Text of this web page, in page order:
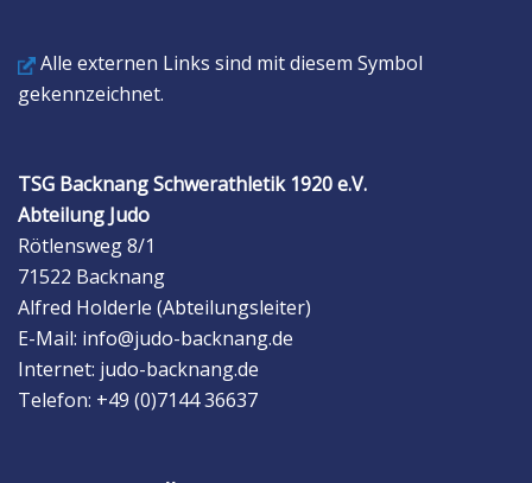
Alle externen Links sind mit diesem Symbol
gekennzeichnet.
TSG Backnang Schwerathletik 1920 e.V.
Abteilung Judo
Rötlensweg 8/1
71522 Backnang
Alfred Holderle (Abteilungsleiter)
E-Mail: info@judo-backnang.de
Internet: judo-backnang.de
Telefon: +49 (0)7144 36637